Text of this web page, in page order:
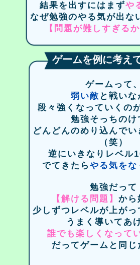
結果を出すにはまずや
なぜ勉強のやる気が出な
【問題が難しすぎるか
ゲームを例に考え
ゲームって、
弱い敵 と戦いな
段々強くなっていくの
勉強そっちのけ
どんどんのめり込んでい
（笑）
逆にいきなりレベル
でてきたら やる気をな
勉強だって
【解ける問題】 から
少しずつレベルが上がっ
うまく導いてあ
誰でも楽しくなって
だってゲームと同じ